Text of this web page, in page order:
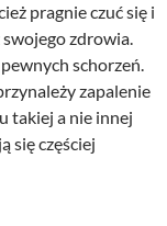
pragnie czuć się i
zdrowia.
schorzeń.
zapalenie
takiej a nie innej
się częściej